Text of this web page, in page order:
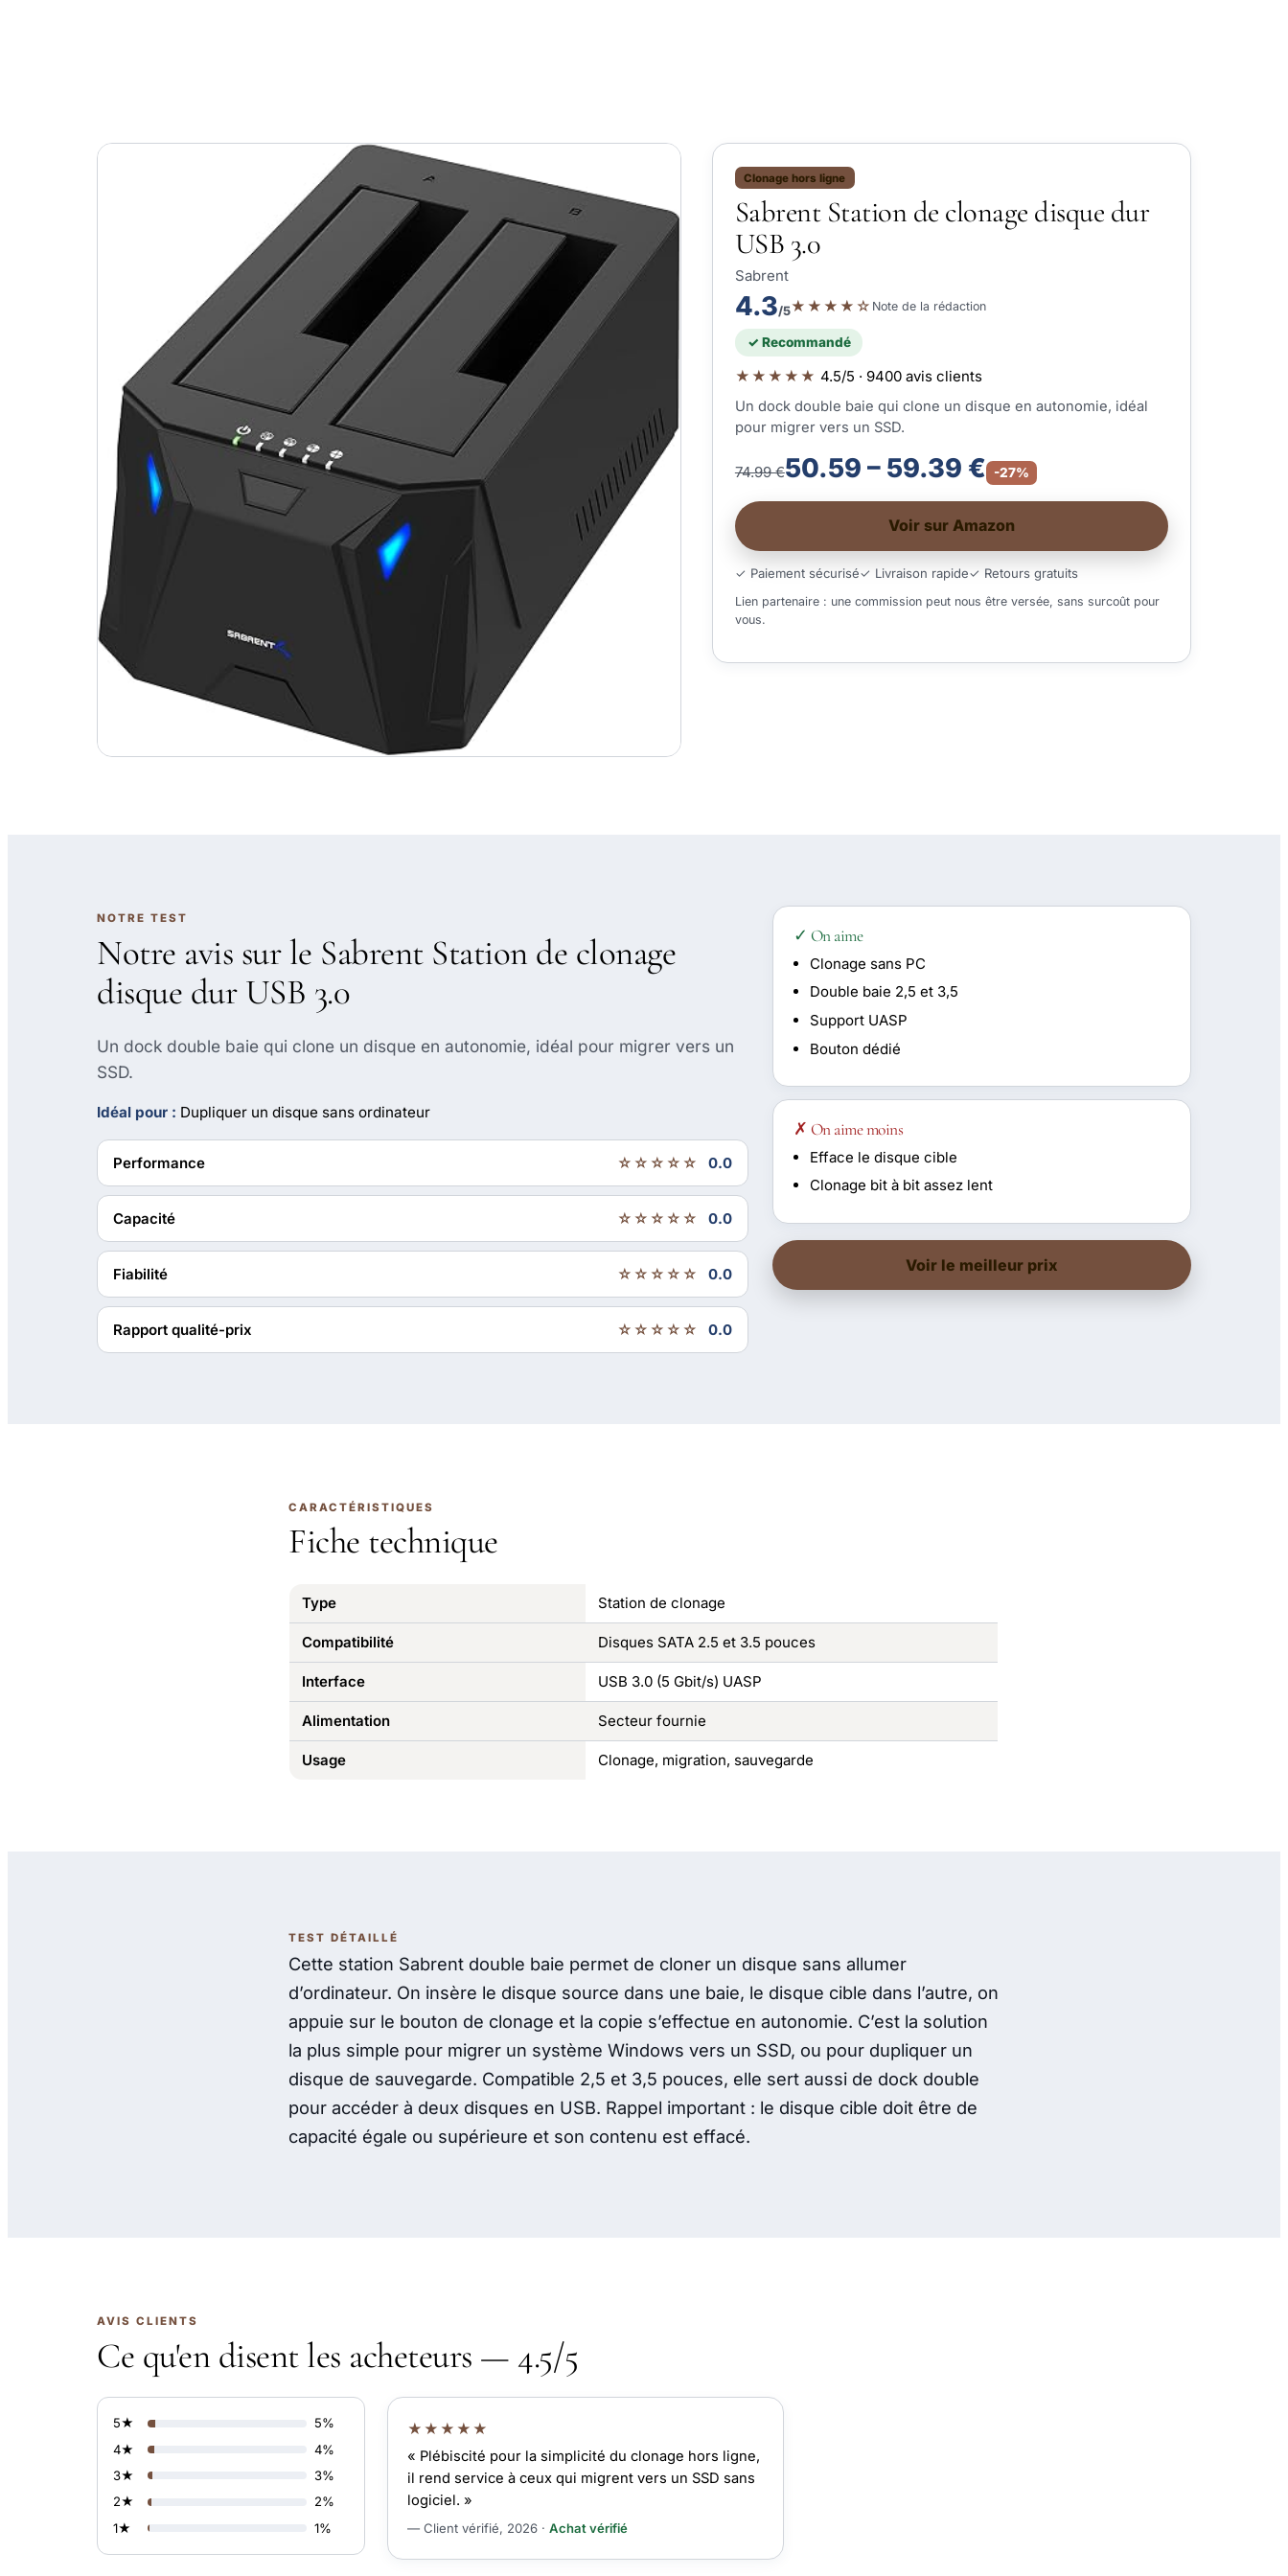
Clonage hors ligne
Sabrent Station de clonage disque dur
USB 3.0
Sabrent
4.3/5★★★★☆ Note de la rédaction
✓ Recommandé
★★★★★ 4.5/5 · 9400 avis clients
Un dock double baie qui clone un disque en autonomie, idéal
pour migrer vers un SSD.
74.99 €50.59 – 59.39 € -27%
Voir sur Amazon
✓ Paiement sécurisé✓ Livraison rapide✓ Retours gratuits
Lien partenaire : une commission peut nous être versée, sans surcoût pour
vous.
NOTRE TEST
Notre avis sur le Sabrent Station de clonage
disque dur USB 3.0
Un dock double baie qui clone un disque en autonomie, idéal pour migrer vers un
SSD.
Idéal pour : Dupliquer un disque sans ordinateur
Performance ☆☆☆☆☆ 0.0
Capacité ☆☆☆☆☆ 0.0
Fiabilité ☆☆☆☆☆ 0.0
Rapport qualité-prix ☆☆☆☆☆ 0.0
✓ On aime
Clonage sans PC
Double baie 2,5 et 3,5
Support UASP
Bouton dédié
✗ On aime moins
Efface le disque cible
Clonage bit à bit assez lent
Voir le meilleur prix
CARACTÉRISTIQUES
Fiche technique
Type Station de clonage
Compatibilité Disques SATA 2.5 et 3.5 pouces
Interface USB 3.0 (5 Gbit/s) UASP
Alimentation Secteur fournie
Usage Clonage, migration, sauvegarde
TEST DÉTAILLÉ
Cette station Sabrent double baie permet de cloner un disque sans allumer
d’ordinateur. On insère le disque source dans une baie, le disque cible dans l’autre, on
appuie sur le bouton de clonage et la copie s’effectue en autonomie. C’est la solution
la plus simple pour migrer un système Windows vers un SSD, ou pour dupliquer un
disque de sauvegarde. Compatible 2,5 et 3,5 pouces, elle sert aussi de dock double
pour accéder à deux disques en USB. Rappel important : le disque cible doit être de
capacité égale ou supérieure et son contenu est effacé.
AVIS CLIENTS
Ce qu'en disent les acheteurs — 4.5/5
5★
5%
4★
4%
3★
3%
2★
2%
1★
1%
★★★★★
« Plébiscité pour la simplicité du clonage hors ligne,
il rend service à ceux qui migrent vers un SSD sans
logiciel. »
— Client vérifié, 2026 ·Achat vérifié